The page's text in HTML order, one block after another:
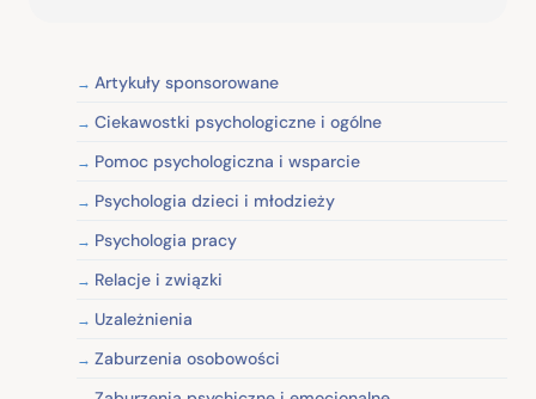
Artykuły sponsorowane
Ciekawostki psychologiczne i ogólne
Pomoc psychologiczna i wsparcie
Psychologia dzieci i młodzieży
Psychologia pracy
Relacje i związki
Uzależnienia
Zaburzenia osobowości